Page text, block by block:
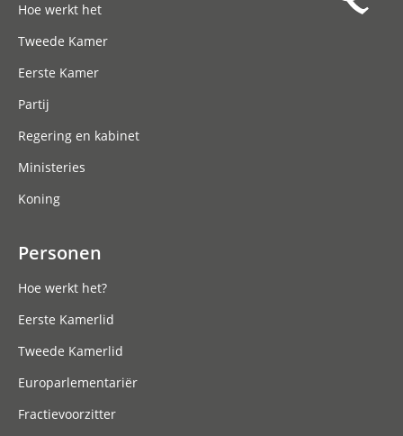
Hoe werkt het
Tweede Kamer
Eerste Kamer
Partij
Regering en kabinet
Ministeries
Koning
Personen
Hoe werkt het?
Eerste Kamerlid
Tweede Kamerlid
Europarlementariër
Fractievoorzitter